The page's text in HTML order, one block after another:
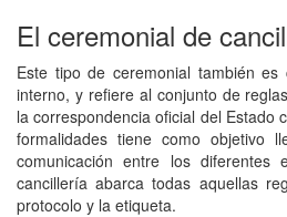
El ceremonial de
Este tipo de ceremonial también es
interno, y refiere al conjunto de
la correspondencia oficial del Estado
formalidades tiene como objetivo
comunicación entre los diferentes
cancillería abarca todas aquellas
protocolo y la etiqueta.